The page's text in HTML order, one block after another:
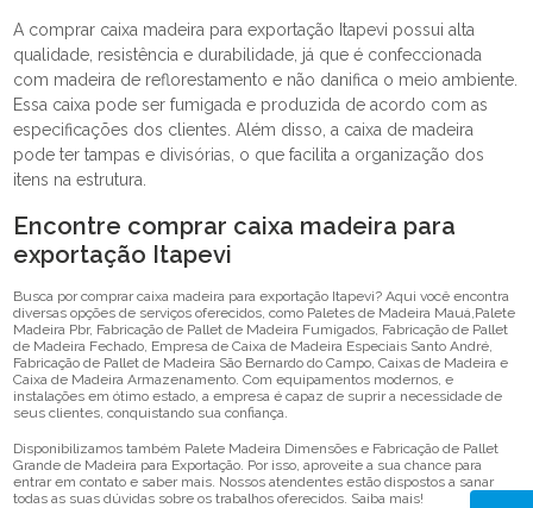
A comprar caixa madeira para exportação Itapevi possui alta
qualidade, resistência e durabilidade, já que é confeccionada
com madeira de reflorestamento e não danifica o meio ambiente.
Essa caixa pode ser fumigada e produzida de acordo com as
especificações dos clientes. Além disso, a caixa de madeira
pode ter tampas e divisórias, o que facilita a organização dos
itens na estrutura.
Encontre comprar caixa madeira para
exportação Itapevi
Busca por comprar caixa madeira para exportação Itapevi? Aqui você encontra
diversas opções de serviços oferecidos, como Paletes de Madeira Mauá,Palete
Madeira Pbr, Fabricação de Pallet de Madeira Fumigados, Fabricação de Pallet
de Madeira Fechado, Empresa de Caixa de Madeira Especiais Santo André,
Fabricação de Pallet de Madeira São Bernardo do Campo, Caixas de Madeira e
Caixa de Madeira Armazenamento. Com equipamentos modernos, e
instalações em ótimo estado, a empresa é capaz de suprir a necessidade de
seus clientes, conquistando sua confiança.
Disponibilizamos também Palete Madeira Dimensões e Fabricação de Pallet
Grande de Madeira para Exportação. Por isso, aproveite a sua chance para
entrar em contato e saber mais. Nossos atendentes estão dispostos a sanar
todas as suas dúvidas sobre os trabalhos oferecidos. Saiba mais!